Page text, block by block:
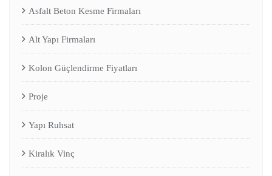
Asfalt Beton Kesme Firmaları
Alt Yapı Firmaları
Kolon Güçlendirme Fiyatları
Proje
Yapı Ruhsat
Kiralık Vinç